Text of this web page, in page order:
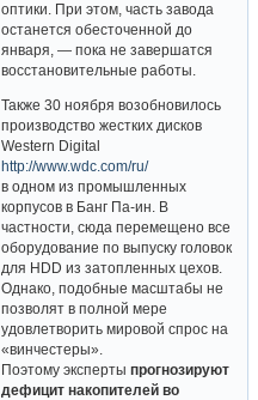
оптики. При этом, часть завода
останется обесточенной до
января, — пока не завершатся
восстановительные работы.
Также 30 ноября возобновилось
производство жестких дисков
Western Digital
http://www.wdc.com/ru/
в одном из промышленных
корпусов в Банг Па-ин. В
частности, сюда перемещено все
оборудование по выпуску головок
для HDD из затопленных цехов.
Однако, подобные масштабы не
позволят в полной мере
удовлетворить мировой спрос на
«винчестеры».
Поэтому экспертыпрогнозируют
дефицит накопителей во